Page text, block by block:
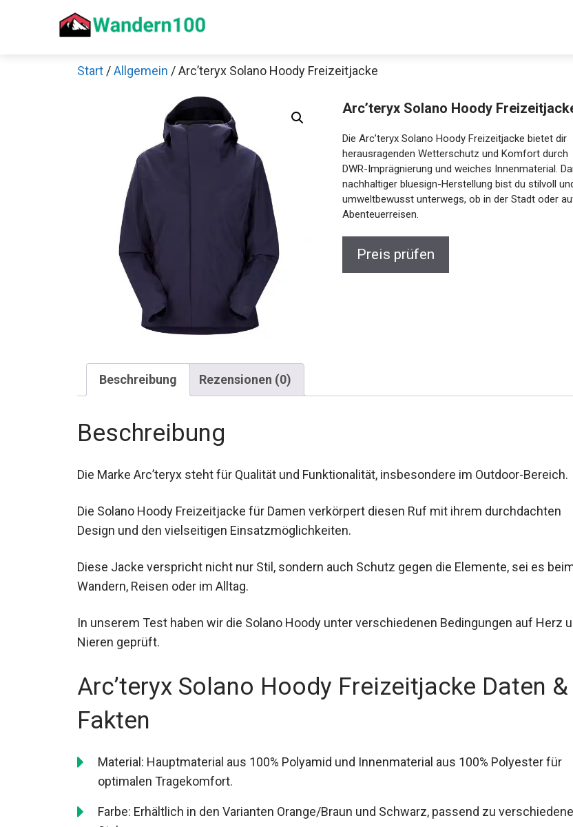
Start /Allgemein / Arc’teryx Solano Hoody Freizeitjacke
Arc’teryx Solano Hoody Freizeitjacke
Die Arc’teryx Solano Hoody Freizeitjacke bietet dir
herausragenden Wetterschutz und Komfort durch
DWR-Imprägnierung und weiches Innenmaterial.
nachhaltiger bluesign-Herstellung bist du stilvoll und
umweltbewusst unterwegs, ob in der Stadt oder auf
Abenteuerreisen.
Preis prüfen
Beschreibung Rezensionen (0)
Beschreibung
Die Marke Arc’teryx steht für Qualität und Funktionalität, insbesondere im Outdoor-Bereich.
Die Solano Hoody Freizeitjacke für Damen verkörpert diesen Ruf mit ihrem durchdachten
Design und den vielseitigen Einsatzmöglichkeiten.
Diese Jacke verspricht nicht nur Stil, sondern auch Schutz gegen die Elemente, sei es
Wandern, Reisen oder im Alltag.
In unserem Test haben wir die Solano Hoody unter verschiedenen Bedingungen auf Herz
und Nieren geprüft.
Arc’teryx Solano Hoody Freizeitjacke Daten &
Fakten
Material: Hauptmaterial aus 100% Polyamid und Innenmaterial aus 100% Polyester für
optimalen Tragekomfort.
Farbe: Erhältlich in den Varianten Orange/Braun und Schwarz, passend zu
Decathlon Sale
Schaue dir jetzt die meistverkauften Produkte im Sale bei
Jetzt anschauen